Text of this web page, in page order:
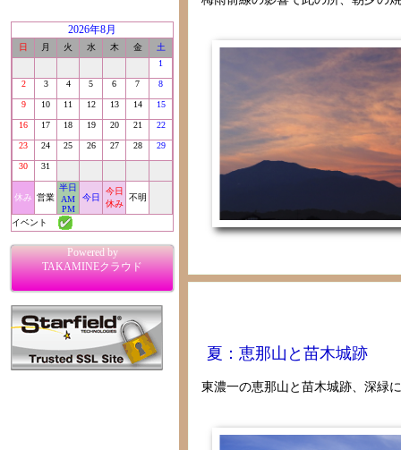
2026年8月
日 月 火 水 木 金
土
1
2 3 4 5 6 7 8
9 10 11 12 13 14 15
16 17 18 19 20 21 22
23 24 25 26 27 28 29
30 31
休み 営業
半日
AM
PM
今日
今日
休み
不明
イベント
Powered by
TAKAMINEクラウド
夏：恵那山と苗木城跡
東濃一の恵那山と苗木城跡、深緑